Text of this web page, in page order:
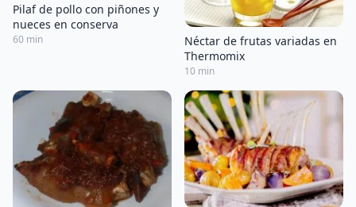
Pilaf de pollo con piñones y
nueces en conserva
60 min
Néctar de frutas variadas en
Thermomix
10 min